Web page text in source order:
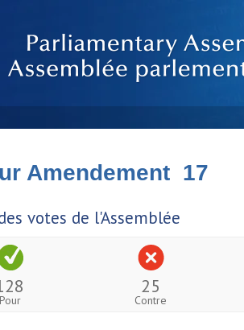
Amendement 17
votes de l'Assemblée
Pour
25
Contre